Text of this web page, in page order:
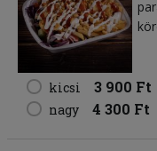
kicsi 3 900 Ft
nagy 4 300 Ft